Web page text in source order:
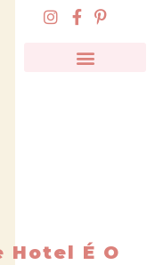
Hotel É O